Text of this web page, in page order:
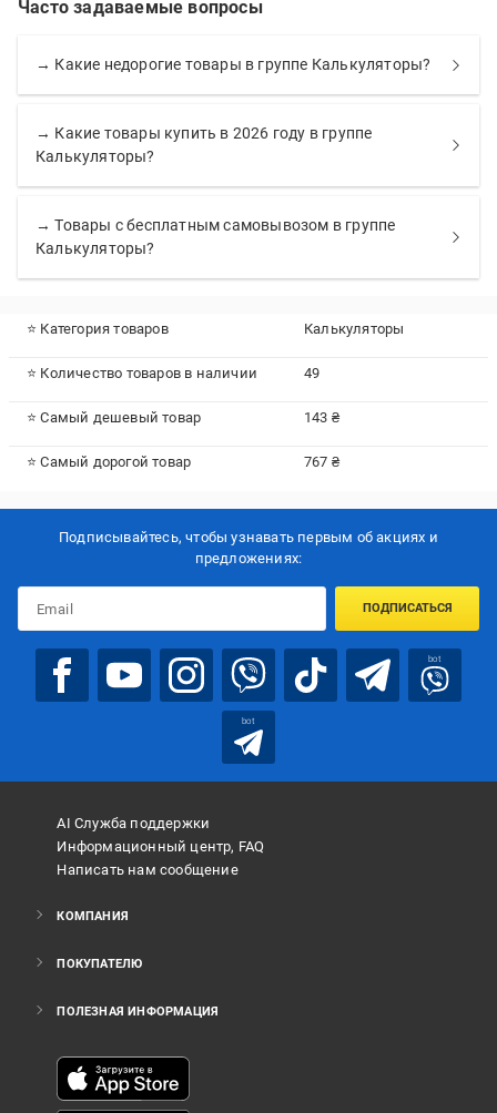
Часто задаваемые вопросы
→ Какие недорогие товары в группе Калькуляторы?
→ Какие товары купить в 2026 году в группе
Калькуляторы?
→ Товары с бесплатным самовывозом в группе
Калькуляторы?
⭐ Категория товаров Калькуляторы
⭐ Количество товаров в наличии 49
⭐ Самый дешевый товар 143 ₴
⭐ Самый дорогой товар 767 ₴
Подписывайтесь, чтобы узнавать первым об акцияx и
предложениях:
ПОДПИСАТЬСЯ
bot
bot
AI Служба поддержки
Информационный центр, FAQ
Написать нам сообщение
КОМПАНИЯ
ПОКУПАТЕЛЮ
ПОЛЕЗНАЯ ИНФОРМАЦИЯ